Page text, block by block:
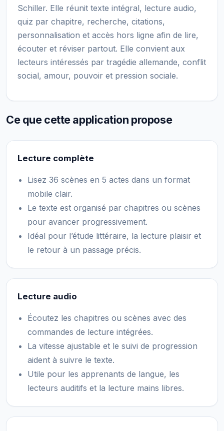
Schiller. Elle réunit texte intégral, lecture audio,
quiz par chapitre, recherche, citations,
personnalisation et accès hors ligne afin de lire,
écouter et réviser partout. Elle convient aux
lecteurs intéressés par tragédie allemande, conflit
social, amour, pouvoir et pression sociale.
Ce que cette application propose
Lecture complète
Lisez 36 scènes en 5 actes dans un format
mobile clair.
Le texte est organisé par chapitres ou scènes
pour avancer progressivement.
Idéal pour l’étude littéraire, la lecture plaisir et
le retour à un passage précis.
Lecture audio
Écoutez les chapitres ou scènes avec des
commandes de lecture intégrées.
La vitesse ajustable et le suivi de progression
aident à suivre le texte.
Utile pour les apprenants de langue, les
lecteurs auditifs et la lecture mains libres.